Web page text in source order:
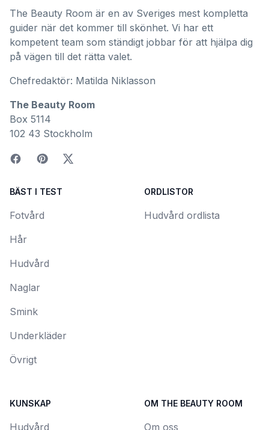
The Beauty Room är en av Sveriges mest kompletta
guider när det kommer till skönhet. Vi har ett
kompetent team som ständigt jobbar för att hjälpa dig
på vägen till det rätta valet.
Chefredaktör: Matilda Niklasson
The Beauty Room
Box 5114
102 43 Stockholm
BÄST I TEST
Fotvård
Hår
Hudvård
Naglar
Smink
Underkläder
Övrigt
ORDLISTOR
Hudvård ordlista
KUNSKAP
Hudvård
OM THE BEAUTY ROOM
Om oss